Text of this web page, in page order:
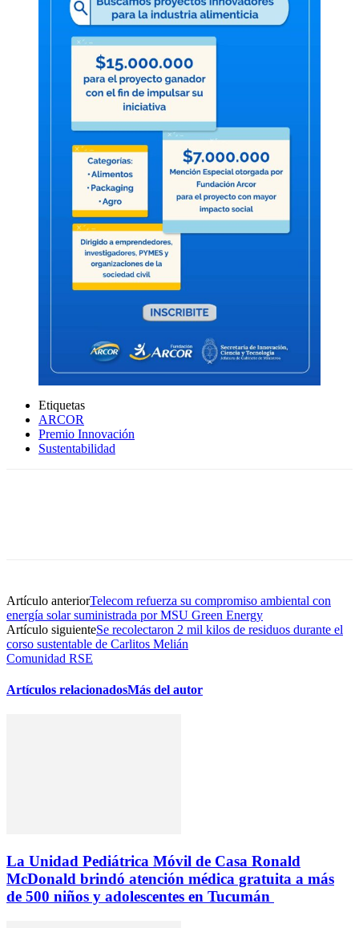
Etiquetas
ARCOR
Premio Innovación
Sustentabilidad
Artículo anteriorTelecom refuerza su compromiso ambiental con
energía solar suministrada por MSU Green Energy
Artículo siguienteSe recolectaron 2 mil kilos de residuos durante el
corso sustentable de Carlitos Melián
Comunidad RSE
Artículos relacionadosMás del autor
La Unidad Pediátrica Móvil de Casa Ronald
McDonald brindó atención médica gratuita a más
de 500 niños y adolescentes en Tucumán